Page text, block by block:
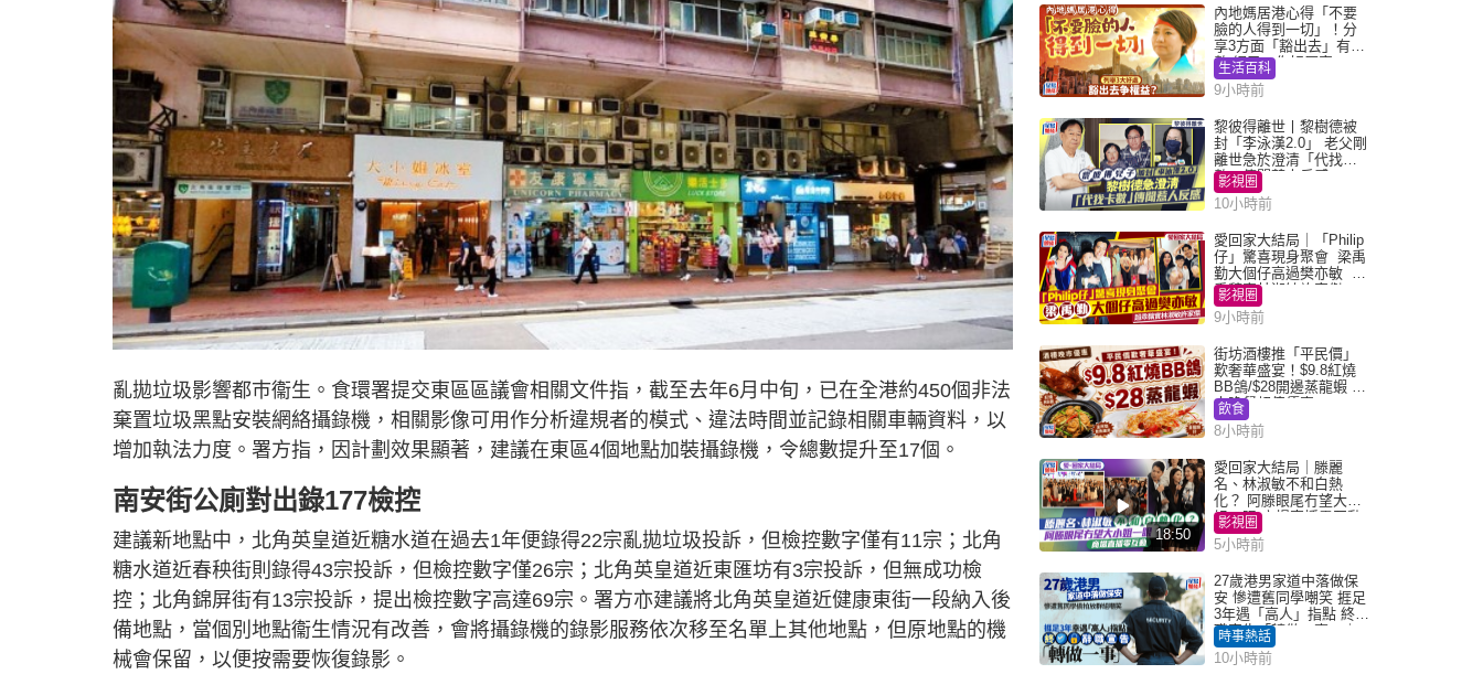
亂拋垃圾影響都巿衞生。食環署提交東區區議會相關文件指，截至去年6月中旬，已在全港約450個非法
棄置垃圾黑點安裝網絡攝錄機，相關影像可用作分析違規者的模式、違法時間並記錄相關車輛資料，以
增加執法力度。署方指，因計劃效果顯著，建議在東區4個地點加裝攝錄機，令總數提升至17個。
南安街公廁對出錄177檢控
建議新地點中，北角英皇道近糖水道在過去1年便錄得22宗亂拋垃圾投訴，但檢控數字僅有11宗；北角
糖水道近春秧街則錄得43宗投訴，但檢控數字僅26宗；北角英皇道近東匯坊有3宗投訴，但無成功檢
控；北角錦屏街有13宗投訴，提出檢控數字高達69宗。署方亦建議將北角英皇道近健康東街一段納入後
備地點，當個別地點衞生情況有改善，會將攝錄機的錄影服務依次移至名單上其他地點，但原地點的機
械會保留，以便按需要恢復錄影。
內地媽居港心得「不要
臉的人得到一切」！分
享3方面「豁出去」有著
數 網民：你好厲害
生活百科
9小時前
黎彼得離世丨黎樹德被
封「李泳漢2.0」 老父剛
離世急於澄清「代找卡
數」傳聞惹人反感
影視圈
10小時前
愛回家大結局｜「Philip
仔」驚喜現身聚會 梁禹
勤大個仔高過樊亦敏 超
乖黐實林淑敏許家傑
影視圈
9小時前
街坊酒樓推「平民價」
歎奢華盛宴！$9.8紅燒
BB鴿/$28開邊蒸龍蝦 3
大晚餐超值優惠
飲食
8小時前
18:50
愛回家大結局｜滕麗
名、林淑敏不和白熱
化？ 阿滕眼尾冇望大小
姐一眼 商場直播零互動
影視圈
5小時前
27歲港男家道中落做保
安 慘遭舊同學嘲笑 捱足
3年遇「高人」指點 終辭
職宣告「轉做一事」｜
Juicy叮
時事熱話
10小時前